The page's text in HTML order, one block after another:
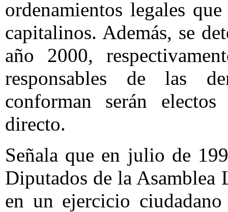
ordenamientos legales
capitalinos. Además, se
año 2000,
responsables de las
conforman serán
directo.
Señala que en julio de
Diputados de la Asamblea
en un ejercicio